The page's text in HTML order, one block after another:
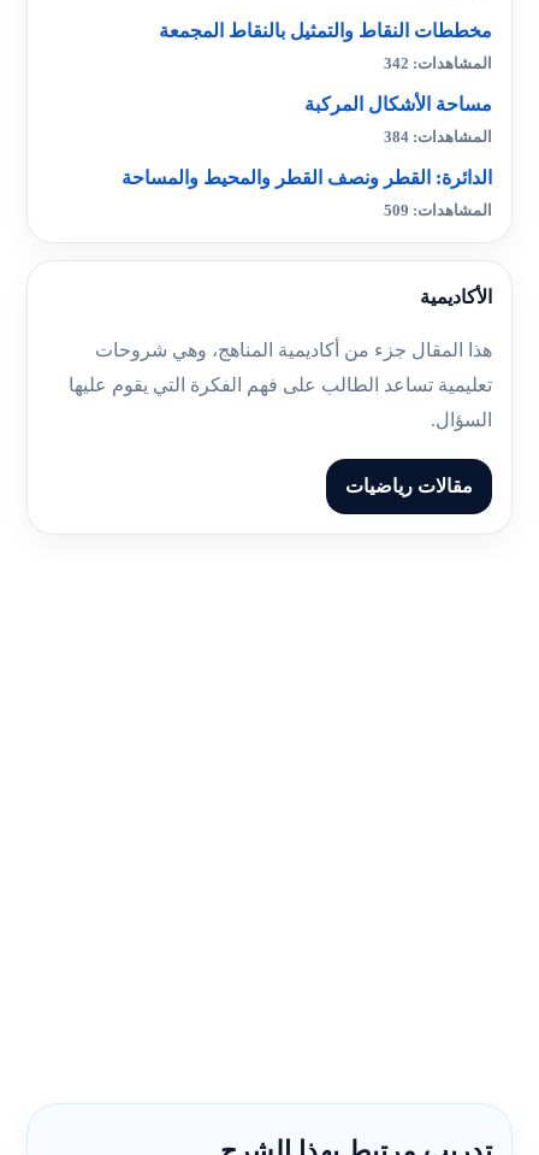
مخططات النقاط والتمثيل بالنقاط المجمعة
المشاهدات: 342
مساحة الأشكال المركبة
المشاهدات: 384
الدائرة: القطر ونصف القطر والمحيط والمساحة
المشاهدات: 509
الأكاديمية
هذا المقال جزء من أكاديمية المناهج، وهي شروحات
تعليمية تساعد الطالب على فهم الفكرة التي يقوم عليها
السؤال.
مقالات رياضيات